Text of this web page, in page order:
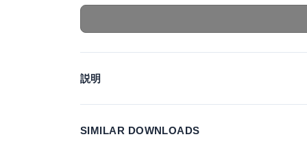
説明
SIMILAR DOWNLOADS